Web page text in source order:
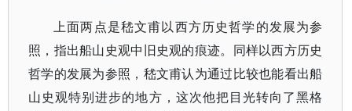
上面两点是嵇文甫以西方历史哲学的发展为参
照，指出船山史观中旧史观的痕迹。同样以西方历史
哲学的发展为参照，嵇文甫认为通过比较也能看出船
山史观特别进步的地方，这次他把目光转向了黑格